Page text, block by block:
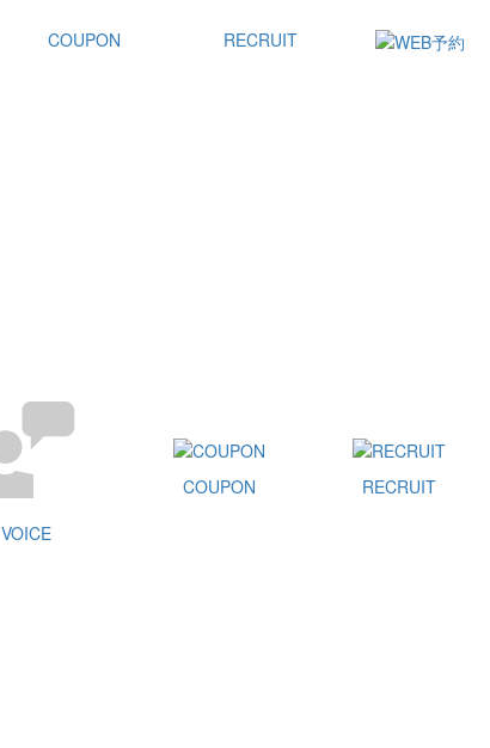
COUPON
RECRUIT
VOICE
COUPON RECRUIT